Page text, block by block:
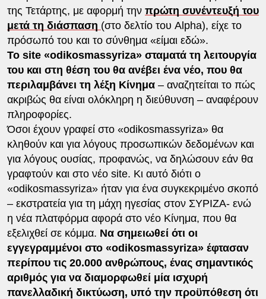
της Τετάρτης, με αφορμή την πρώτη συνέντευξή του
μετά τη διάσπαση (στο δελτίο του Alpha), είχε το
πρόσωπό του και το σύνθημα «είμαι εδώ».
Το site «odikosmassyriza» σταματά τη λειτουργία
του και στη θέση του θα ανέβει ένα νέο, που θα
περιλαμβάνει τη λέξη Κίνημα– αναζητείται το πώς
ακριβώς θα είναι ολόκληρη η διεύθυνση – αναφέρουν
πληροφορίες.
Όσοι έχουν γραφεί στο «odikosmassyriza» θα
κληθούν και για λόγους προσωπικών δεδομένων και
για λόγους ουσίας, προφανώς, να δηλώσουν εάν θα
γραφτούν και στο νέο site. Κι αυτό διότι ο
«odikosmassyriza» ήταν για ένα συγκεκριμένο σκοπό
– εκστρατεία για τη μάχη ηγεσίας στον ΣΥΡΙΖΑ- ενώ
η νέα πλατφόρμα αφορά στο νέο Κίνημα, που θα
εξελιχθεί σε κόμμα. Να σημειωθεί ότι οι
εγγεγραμμένοι στο «odikosmassyriza» έφτασαν
περίπου τις 20.000 ανθρώπους, ένας σημαντικός
αριθμός για να διαμορφωθεί μία ισχυρή
πανελλαδική δικτύωση, υπό την προϋπόθεση ότι